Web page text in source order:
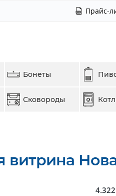
Прайс-
Бонеты
Сковороды
витрина